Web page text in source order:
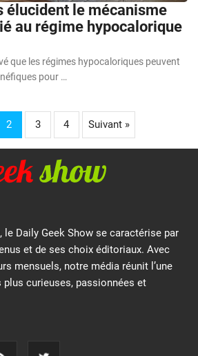
élucident le mécanisme
au régime hypocalorique
que les régimes hypocaloriques peuvent
pour …
2 3 4 Suivant »
le Daily Geek Show se caractérise par
et de ses choix éditoriaux. Avec
mensuels, notre média réunit l’une
curieuses, passionnées et